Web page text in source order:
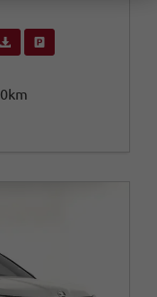
Sie an
Fahrzeugexposé (PDF)